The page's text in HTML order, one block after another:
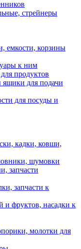
стрейнеры
емкости, корзины
к ним
продуктов
ящики для подачи
для посуды и
кадки, ковши,
шумовки
запчасти
запчасти к
фруктов, насадки к
молотки для